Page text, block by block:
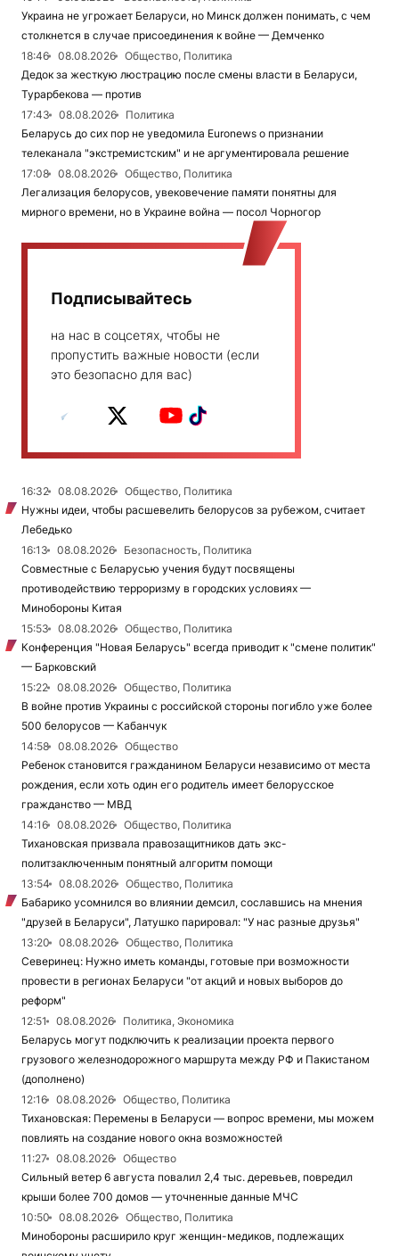
Украина не угрожает Беларуси, но Минск должен понимать, с чем
столкнется в случае присоединения к войне — Демченко
18:46
08.08.2026
Общество, Политика
Дедок за жесткую люстрацию после смены власти в Беларуси,
Турарбекова — против
17:43
08.08.2026
Политика
Беларусь до сих пор не уведомила Euronews о признании
телеканала "экстремистским" и не аргументировала решение
17:08
08.08.2026
Общество, Политика
Легализация белорусов, увековечение памяти понятны для
мирного времени, но в Украине война — посол Чорногор
Подписывайтесь
на нас в соцсетях, чтобы не
пропустить важные новости (если
это безопасно для вас)
16:32 08.08.2026
Общество, Политика
Нужны идеи, чтобы расшевелить белорусов за рубежом, считает
Лебедько
16:13
08.08.2026
Безопасность, Политика
Совместные с Беларусью учения будут посвящены
противодействию терроризму в городских условиях —
Минобороны Китая
15:53
08.08.2026
Общество, Политика
Конференция "Новая Беларусь" всегда приводит к "смене политик"
— Барковский
15:22
08.08.2026
Общество, Политика
В войне против Украины с российской стороны погибло уже более
500 белорусов — Кабанчук
14:58
08.08.2026
Общество
Ребенок становится гражданином Беларуси независимо от места
рождения, если хоть один его родитель имеет белорусское
гражданство — МВД
14:16
08.08.2026
Общество, Политика
Тихановская призвала правозащитников дать экс-
политзаключенным понятный алгоритм помощи
13:54
08.08.2026
Общество, Политика
Бабарико усомнился во влиянии демсил, сославшись на мнения
"друзей в Беларуси", Латушко парировал: "У нас разные друзья"
13:20
08.08.2026
Общество, Политика
Северинец: Нужно иметь команды, готовые при возможности
провести в регионах Беларуси "от акций и новых выборов до
реформ"
12:51
08.08.2026
Политика, Экономика
Беларусь могут подключить к реализации проекта первого
грузового железнодорожного маршрута между РФ и Пакистаном
(дополнено)
12:16
08.08.2026
Общество, Политика
Тихановская: Перемены в Беларуси — вопрос времени, мы можем
повлиять на создание нового окна возможностей
11:27
08.08.2026
Общество
Сильный ветер 6 августа повалил 2,4 тыс. деревьев, повредил
крыши более 700 домов — уточненные данные МЧС
10:50
08.08.2026
Общество, Политика
Минобороны расширило круг женщин-медиков, подлежащих